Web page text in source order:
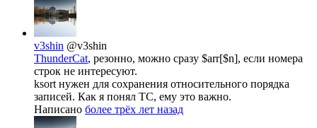
v3shin @v3shin
ThunderCat, резонно, можно сразу $arr[$n], если номера
строк не интересуют.
ksort нужен для сохранения относительного порядка
записей. Как я понял ТС, ему это важно.
Написано более трёх лет назад